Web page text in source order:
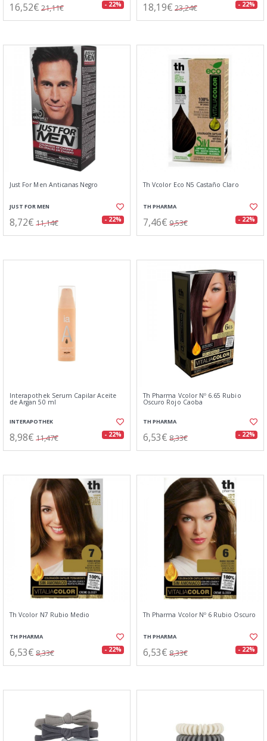
16,52€ 21,11€ - 22% 18,19€ 23,24€ - 22%
Just For Men Anticanas Negro
JUST FOR MEN
8,72€ 11,14€ - 22%
Th Vcolor Eco N5 Castaño Claro
TH PHARMA
7,46€ 9,53€ - 22%
Interapothek Serum Capilar Aceite
de Argan 50 ml
INTERAPOTHEK
8,98€ 11,47€ - 22%
Th Pharma Vcolor Nº 6.65 Rubio
Oscuro Rojo Caoba
TH PHARMA
6,53€ 8,33€ - 22%
Th Vcolor N7 Rubio Medio
TH PHARMA
6,53€ 8,33€ - 22%
Th Pharma Vcolor Nº 6 Rubio Oscuro
TH PHARMA
6,53€ 8,33€ - 22%